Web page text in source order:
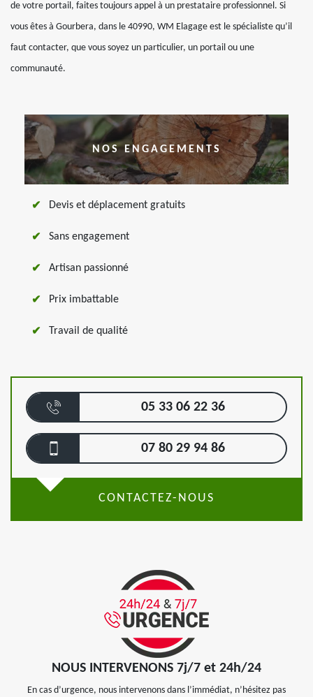
de votre portail, faites toujours appel à un prestataire professionnel. Si
vous êtes à Gourbera, dans le 40990, WM Elagage est le spécialiste qu’il
faut contacter, que vous soyez un particulier, un portail ou une
communauté.
NOS ENGAGEMENTS
Devis et déplacement gratuits
Sans engagement
Artisan passionné
Prix imbattable
Travail de qualité
05 33 06 22 36
07 80 29 94 86
CONTACTEZ-NOUS
NOUS INTERVENONS 7j/7 et 24h/24
En cas d’urgence, nous intervenons dans l’immédiat, n’hésitez pas